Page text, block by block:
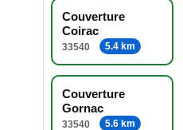
Couverture
Coirac
33540 5.4 km
Couverture
Gornac
33540 5.6 km